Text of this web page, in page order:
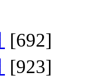
[692]
[923]